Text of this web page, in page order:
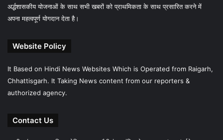
अर्द्धशासकीय योजनाओं के साथ सभी खबरों को प्राथमिकता के साथ प्रसारित करने में
अपना महत्वपूर्ण योगदान देता है।
Website Policy
It Based on Hindi News Websites Which is Operated from Raigarh,
Chhattisgarh. It Taking News content from our reporters &
authorized agency.
Contact Us